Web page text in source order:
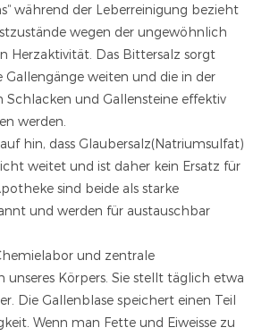
während der Leberreinigung bezieht
wegen der ungewöhnlich
Herzaktivität. Das Bittersalz sorgt
Gallengänge weiten und die in der
Schlacken und Gallensteine effektiv
werden.
hin, dass Glaubersalz(Natriumsulfat)
weitet und ist daher kein Ersatz für
sind beide als starke
und werden für austauschbar
und zentrale
unseres Körpers. Sie stellt täglich etwa
Die Gallenblase speichert einen Teil
Wenn man Fette und Eiweisse zu